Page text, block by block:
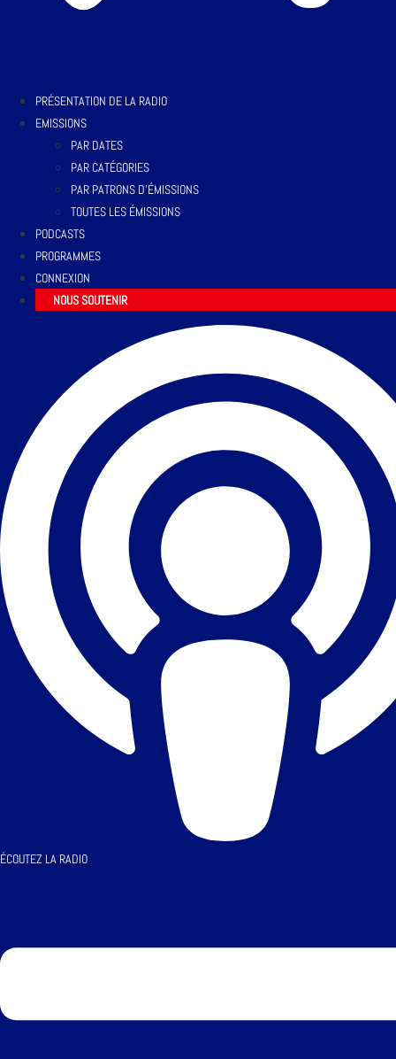
PRÉSENTATION DE LA RADIO
EMISSIONS
PAR DATES
PAR CATÉGORIES
PAR PATRONS D’ÉMISSIONS
TOUTES LES ÉMISSIONS
PODCASTS
PROGRAMMES
CONNEXION
NOUS SOUTENIR
ÉCOUTEZ LA RADIO